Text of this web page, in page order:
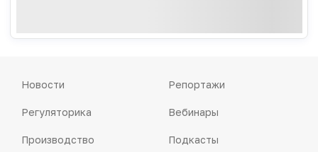
Новости
Регуляторика
Производство
Репортажи
Вебинары
Подкасты